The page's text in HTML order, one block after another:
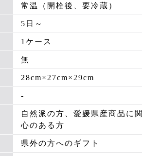
常温（開栓後、要冷蔵）
5日～
1ケース
無
28cm×27cm×29cm
-
自然派の方、愛媛県産商品に関
心のある方
県外の方へのギフト